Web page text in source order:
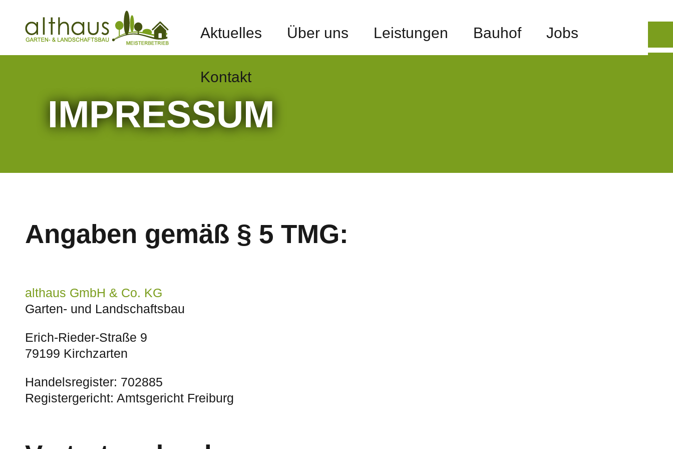
Aktuelles Über uns Leistungen Bauhof Jobs
Kontakt
IMPRESSUM
Angaben gemäß § 5 TMG:
althaus GmbH & Co. KG
Garten- und Landschaftsbau
Erich-Rieder-Straße 9
79199 Kirchzarten
Handelsregister: 702885
Registergericht: Amtsgericht Freiburg